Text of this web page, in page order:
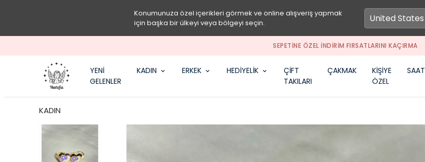
Konumunuza özel içerikleri görmek ve online alışveriş yapmak
için başka bir ülkeyi veya bölgeyi seçin.
SEPETİNE ÖZEL İNDİRİM FIRSATLARINI KAÇIRMA
YENİ
GELENLER
KADIN ERKEK HEDİYELİK
ÇİFT
TAKILARI
ÇAKMAK
KİŞİYE
ÖZEL
SAAT
KADIN